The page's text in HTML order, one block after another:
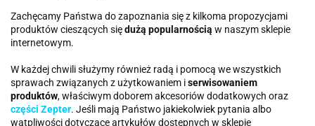
Zachęcamy Państwa do zapoznania się z kilkoma propozycjami
produktów cieszących siędużą popularnością w naszym sklepie
internetowym.
W każdej chwili służymy również radą i pomocą we wszystkich
sprawach związanych z użytkowaniem iserwisowaniem
produktów, właściwym doborem akcesoriów dodatkowych oraz
części Zepter. Jeśli mają Państwo jakiekolwiek pytania albo
wątpliwości dotyczące artykułów dostępnych w sklepie